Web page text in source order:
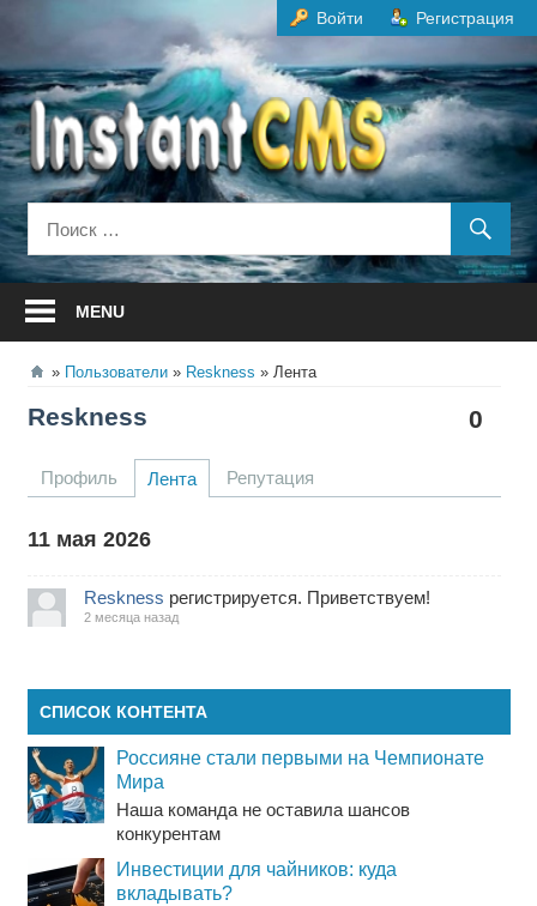
содержанию
Войти Регистрация
MENU
Пользователи Reskness Лента
0
Reskness
Профиль Лента Репутация
11 мая 2026
Reskness регистрируется. Приветствуем!
2 месяца назад
СПИСОК КОНТЕНТА
Россияне стали первыми на Чемпионате
Мира
Наша команда не оставила шансов
конкурентам
Инвестиции для чайников: куда
вкладывать?